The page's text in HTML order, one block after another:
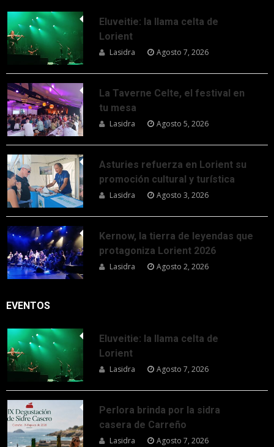
Eluveitie: la llama celta de
Lorient
Lasidra Agosto 7, 2026
La Taverne Celte, el festival en
tu mesa
Lasidra Agosto 5, 2026
Asturies refuerza en Lorient su
promoción cultural y turística
Lasidra Agosto 3, 2026
Kernow, la tierra de leyendas que
protagoniza Lorient 2026
Lasidra Agosto 2, 2026
EVENTOS
Eluveitie: la llama celta de
Lorient
Lasidra Agosto 7, 2026
Perlora brinda por la sidra
casera de Carreño
Lasidra Agosto 7, 2026